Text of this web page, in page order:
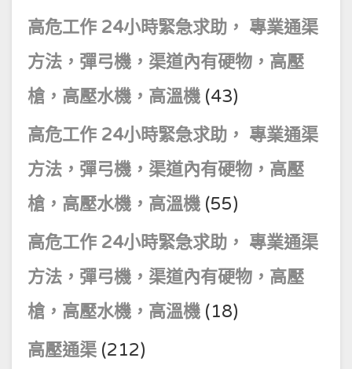
高危工作 24小時緊急求助， 專業通渠
方法，彈弓機，渠道內有硬物，高壓
槍，高壓水機，高溫機 (43)
高危工作 24小時緊急求助， 專業通渠
方法，彈弓機，渠道內有硬物，高壓
槍，高壓水機，高溫機 (55)
高危工作 24小時緊急求助， 專業通渠
方法，彈弓機，渠道內有硬物，高壓
槍，高壓水機，高溫機 (18)
高壓通渠 (212)